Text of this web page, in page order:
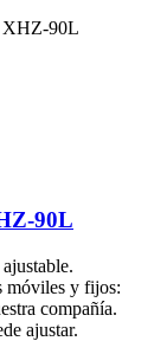
90L
90L
móviles y fijos:
compañía.
ajustar.